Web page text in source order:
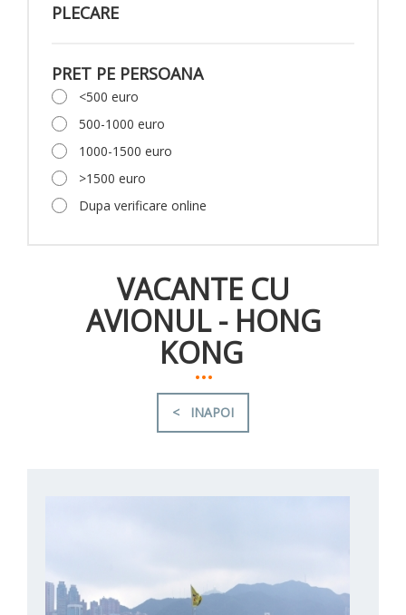
PLECARE
PRET PE PERSOANA
<500 euro
500-1000 euro
1000-1500 euro
>1500 euro
Dupa verificare online
VACANTE CU
AVIONUL - HONG
KONG
...
< INAPOI